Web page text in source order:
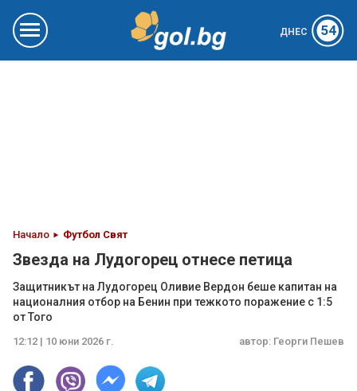
ДНЕС 54
Начало Футбол Свят
Звезда на Лудогорец отнесе петица
Защитникът на Лудогорец Оливие Вердон беше капитан на
националния отбор на Бенин при тежкото поражение с 1:5
от Того
12:12 | 10 юни 2026 г. автор: Георги Пешев